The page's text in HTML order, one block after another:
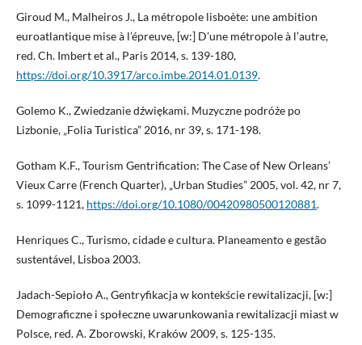
Giroud M., Malheiros J., La métropole lisboète: une ambition
euroatlantique mise à l’épreuve, [w:] D’une métropole à l’autre,
red. Ch. Imbert et al., Paris 2014, s. 139-180,
https://doi.org/10.3917/arco.imbe.2014.01.0139.
Golemo K., Zwiedzanie dźwiękami. Muzyczne podróże po
Lizbonie, „Folia Turistica” 2016, nr 39, s. 171-198.
Gotham K.F., Tourism Gentrification: The Case of New Orleans’
Vieux Carre (French Quarter), „Urban Studies” 2005, vol. 42, nr 7,
s. 1099-1121, https://doi.org/10.1080/00420980500120881.
Henriques C., Turismo, cidade e cultura. Planeamento e gestão
sustentável, Lisboa 2003.
Jadach-Sepioło A., Gentryfikacja w kontekście rewitalizacji, [w:]
Demograficzne i społeczne uwarunkowania rewitalizacji miast w
Polsce, red. A. Zborowski, Kraków 2009, s. 125-135.